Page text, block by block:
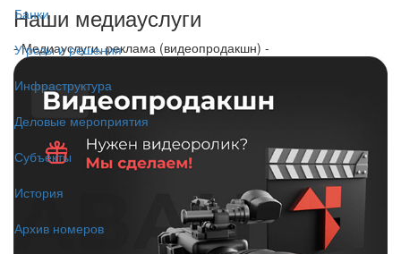
Банки
Угрозы и решения
Инфраструктура
Деловые мероприятия
Субъекты
История
Архив номеров
Наши медиауслуги
- Медиауслуги, реклама (видеопродакшн) -